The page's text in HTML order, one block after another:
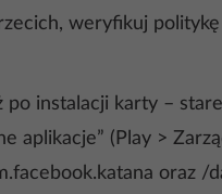
weryfikuj
instalacji karty –
aplikacje” (Play >
oraz